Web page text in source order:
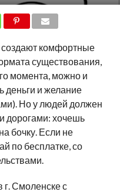
создают комфортные
существования,
момента, можно и
деньги и желание
Но у людей должен
дорогами: хочешь
бочку. Если не
по бесплатке, со
Смоленске с